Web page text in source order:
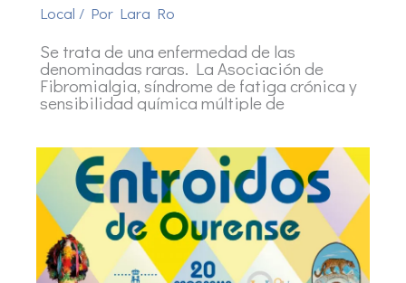
Local / Por Lara Ro
Se trata de una enfermedad de las
denominadas raras. La Asociación de
Fibromialgia, síndrome de fatiga crónica y
sensibilidad química múltiple de